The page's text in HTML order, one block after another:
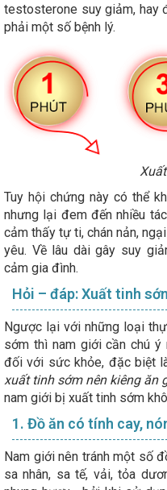
testosterone suy giảm, hay
phải một số bệnh lý.
Tuy hội chứng này có thể
nhưng lại đem đến nhiều
cảm thấy tự ti, chán nản,
yêu. Về lâu dài gây suy
cảm gia đình.
Hỏi – đáp: Xuất tinh
Ngược lại với những loại
sớm thì nam giới cần chú
đối với sức khỏe, đặc biệt
xuất tinh sớm nên kiêng ăn
nam giới bị xuất tinh sớm
1. Đồ ăn có tính cay,
Nam giới nên tránh một số
sa nhân, sa tế, vải, tỏa